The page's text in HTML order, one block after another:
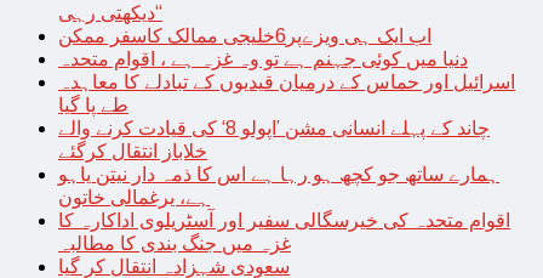
دیکھتی رہی‘‘
اب ایک ہی ویزےپر6خلیجی ممالک کاسفر ممکن
دنیا میں کوئی جہنم ہے تو وہ غزہ ہے ، اقوام متحدہ
اسرائیل اور حماس کے درمیان قیدیوں کے تبادلے کا معاہدہ
طے پا گیا
چاند کے پہلے انسانی مشن ’اپولو 8‘ کی قیادت کرنے والے
خلاباز انتقال کرگئے
ہمارے ساتھ جو کچھ ہو رہا ہے اس کا ذمہ دار نیتن یاہو
ہے، یرغمالی خاتون
اقوام متحدہ کی خیرسگالی سفیر اور آسٹریلوی اداکارہ کا
غزہ میں جنگ بندی کا مطالبہ
سعودی شہزادہ انتقال کر گیا